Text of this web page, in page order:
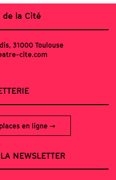
de la Cité
31000 Toulouse
cite.com
en ligne
NEWSLETTER